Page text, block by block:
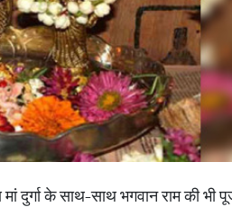
दुर्गा के साथ-साथ भगवान राम की